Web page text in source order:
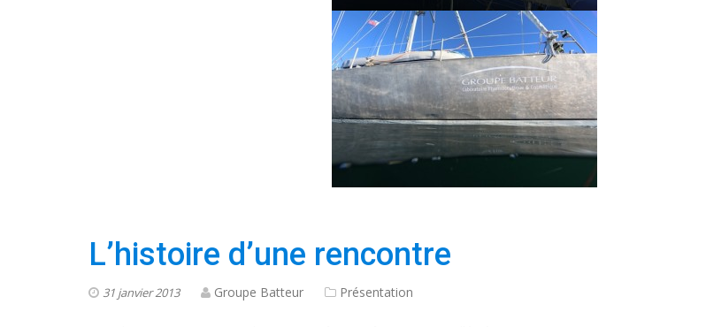
L’histoire d’une rencontre
31 janvier 2013 Groupe Batteur Présentation